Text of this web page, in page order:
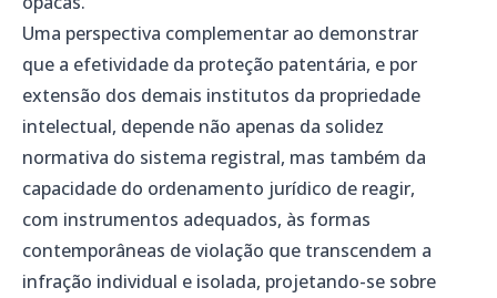
Uma perspectiva complementar ao demonstrar
que a efetividade da proteção patentária, e por
extensão dos demais institutos da propriedade
intelectual, depende não apenas da solidez
normativa do sistema registral, mas também da
capacidade do ordenamento jurídico de reagir,
com instrumentos adequados, às formas
contemporâneas de violação que transcendem a
infração individual e isolada, projetando-se sobre